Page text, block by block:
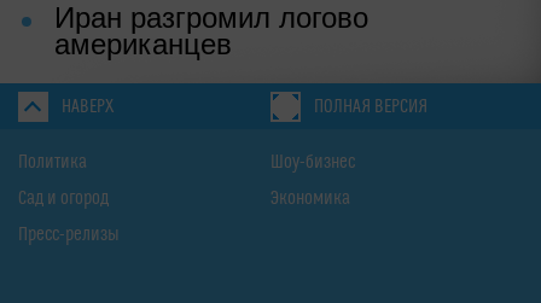
Иран разгромил логово
американцев
НАВЕРХ ПОЛНАЯ ВЕРСИЯ
Политика
Сад и огород
Пресс-релизы
Шоу-бизнес
Экономика